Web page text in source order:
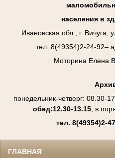
населения в
Ивановская обл., г. Вичуга,
тел. 8(49354)2-24-92–
Моторина Елена
понедельник-четверг: 08.30-
обед:12.30-13.15, в
тел. 8(49354)2-
ГЛАВНАЯ